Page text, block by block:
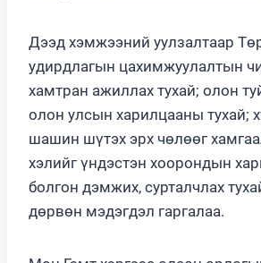
Дээд хэмжээний уулзалтаар
удирдлагын цахимжуулалтын
хамтран ажиллах тухай; олон
олон улсын харилцааны тухай;
шашин шүтэх эрх чөлөөг
хэлийг үндэстэн хоорондын
болгон дэмжих, сурталчлах
дөрвөн мэдэгдэл гаргалаа.